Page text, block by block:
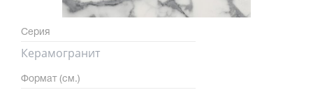
Серия
Керамогранит
Формат (см.)